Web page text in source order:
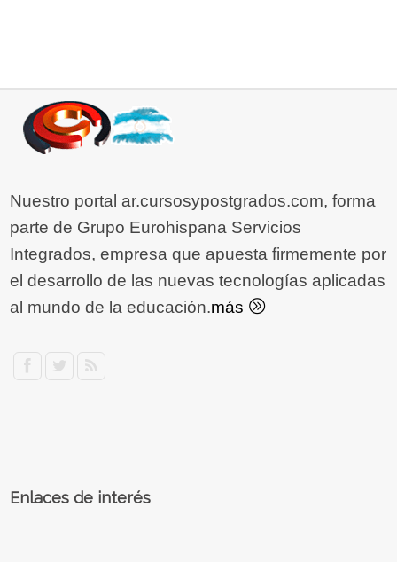
Nuestro portal ar.cursosypostgrados.com, forma
parte de Grupo Eurohispana Servicios
Integrados, empresa que apuesta firmemente por
el desarrollo de las nuevas tecnologías aplicadas
al mundo de la educación.más
Enlaces de interés